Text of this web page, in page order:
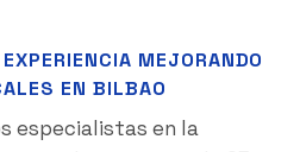
MEJORANDO
EN BILBAO
especialistas en la